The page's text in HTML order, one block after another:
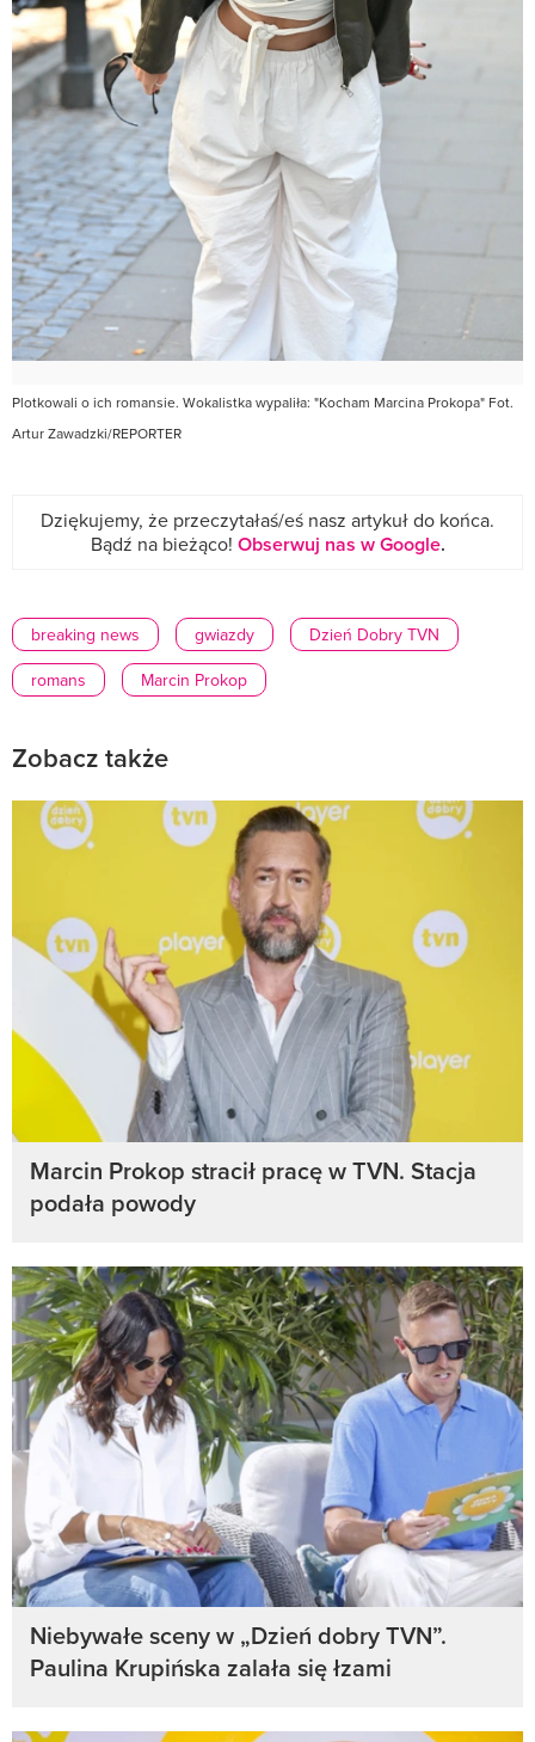
Plotkowali o ich romansie. Wokalistka wypaliła: "Kocham Marcina Prokopa" Fot.
Artur Zawadzki/REPORTER
Dziękujemy, że przeczytałaś/eś nasz artykuł do końca.
Bądź na bieżąco! Obserwuj nas w Google.
breaking news gwiazdy
Dzień Dobry TVN
romans
Marcin Prokop
Zobacz także
Marcin Prokop stracił pracę w TVN. Stacja
podała powody
Niebywałe sceny w „Dzień dobry TVN”.
Paulina Krupińska zalała się łzami